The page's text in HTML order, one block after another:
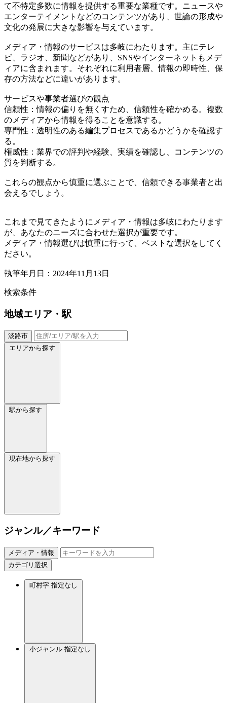
て不特定多数に情報を提供する重要な業種です。ニュースや
エンターテイメントなどのコンテンツがあり、世論の形成や
文化の発展に大きな影響を与えています。
メディア・情報のサービスは多岐にわたります。主にテレ
ビ、ラジオ、新聞などがあり、SNSやインターネットもメデ
ィアに含まれます。それぞれに利用者層、情報の即時性、保
存の方法などに違いがあります。
サービスや事業者選びの観点
信頼性：情報の偏りを無くすため、信頼性を確かめる。複数
のメディアから情報を得ることを意識する。
専門性：透明性のある編集プロセスであるかどうかを確認す
る。
権威性：業界での評判や経験、実績を確認し、コンテンツの
質を判断する。
これらの観点から慎重に選ぶことで、信頼できる事業者と出
会えるでしょう。
これまで見てきたようにメディア・情報は多岐にわたります
が、あなたのニーズに合わせた選択が重要です。
メディア・情報選びは慎重に行って、ベストな選択をしてく
ださい。
執筆年月日：2024年11月13日
検索条件
地域エリア・駅
淡路市
エリアから探す
駅から探す
現在地から探す
ジャンル／キーワード
メディア・情報
カテゴリ選択
町村字 指定なし
小ジャンル 指定なし